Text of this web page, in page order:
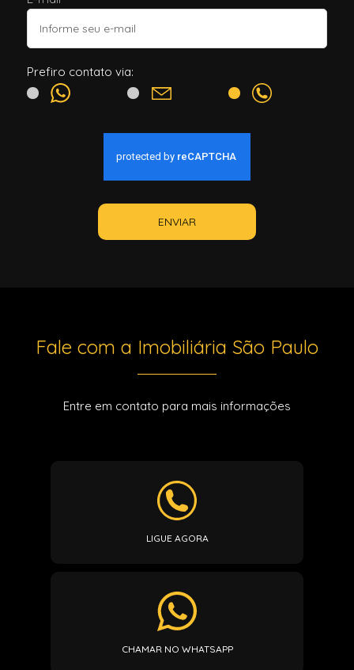
Prefiro contato via:
ENVIAR
Fale com a Imobiliária São Paulo
Entre em contato para mais informações
LIGUE AGORA
CHAMAR NO WHATSAPP